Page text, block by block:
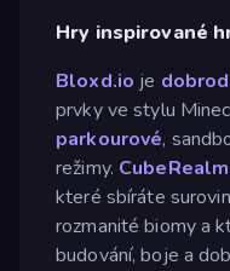
Hry inspirované
Bloxd.io je
prvky ve stylu
parkourové,
režimy.
které sbíráte
rozmanité biomy a
budování, boje a